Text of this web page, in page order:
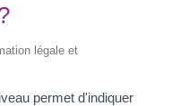
légale et
permet d'indiquer